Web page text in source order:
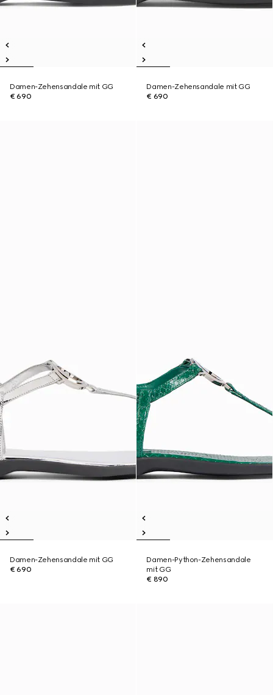
Damen-Zehensandale mit GG
€ 690
Damen-Zehensandale mit GG
€ 690
Damen-Zehensandale mit GG
€ 690
Damen-Python-Zehensandale
mit GG
€ 890